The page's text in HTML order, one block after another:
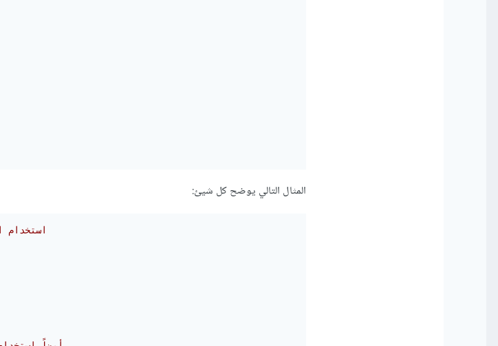
المثال التالي يوضح كل شيئ: